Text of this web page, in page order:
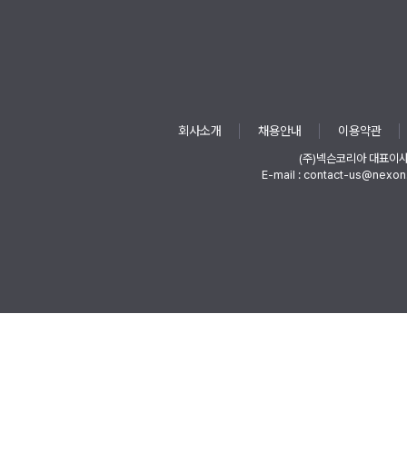
회사소개 채용안내 이용약관
(주)넥슨코리아 대표이
E-mail : contact-